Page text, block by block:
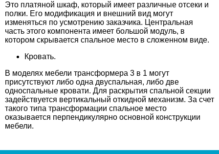
Это платяной шкаф, который имеет различные отсеки и
полки. Его модификация и внешний вид могут
изменяться по усмотрению заказчика. Центральная
часть этого компонента имеет большой модуль, в
котором скрывается спальное место в сложенном виде.
Кровать.
В моделях мебели трансформера 3 в 1 могут
присутствуют либо одна двуспальная, либо две
односпальные кровати. Для раскрытия спальной секции
задействуется вертикальный откидной механизм. За счет
такого типа трансформации спальное место
оказывается перпендикулярно основной конструкции
мебели.